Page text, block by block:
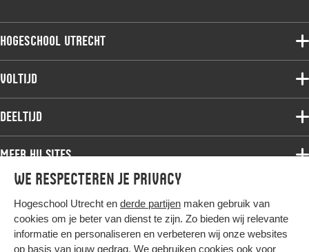
We respecteren je privacy
Hogeschool Utrecht en derde partijen maken gebruik van
cookies om je beter van dienst te zijn. Zo bieden wij relevante
informatie en personaliseren en verbeteren wij onze websites
op basis van jouw gedrag. We gebruiken cookies ook voor
Hogeschool Utrecht
Voltijdopleidingen
Onderzoek
Werken bij de HU
Contact
Voltijd
Associate degree
Master
Studiekeuze voltijd
Deeltijd
Associate degree
Bachelor
Master
Post-master
Meer HU sites
HU International
HU Bibliotheek
HU Ontwikkelt
Hier komt alles samen